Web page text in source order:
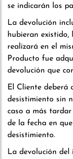
se indicarán los
La devolución
hubieran existido,
realizará en el
Producto fue
devolución que
El Cliente deberá
desistimiento sin
caso a más
de la fecha en
desistimiento.
La devolución del